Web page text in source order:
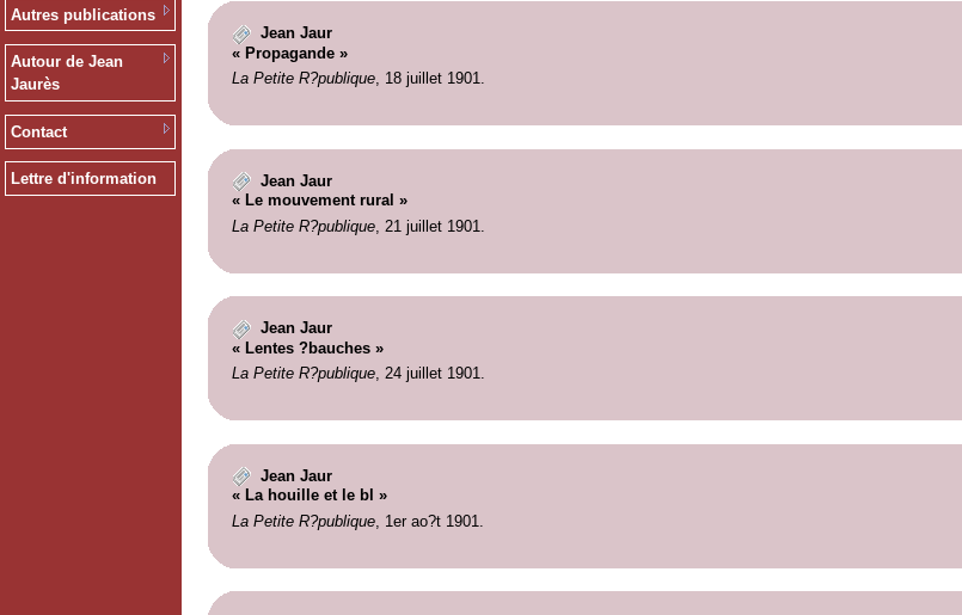
Autres publications
Autour de Jean
Jaurès
Contact
Lettre d'information
Jean Jaur
« Propagande »
La Petite R?publique, 18 juillet 1901.
Jean Jaur
« Le mouvement rural »
La Petite R?publique, 21 juillet 1901.
Jean Jaur
« Lentes ?bauches »
La Petite R?publique, 24 juillet 1901.
Jean Jaur
« La houille et le bl »
La Petite R?publique, 1er ao?t 1901.